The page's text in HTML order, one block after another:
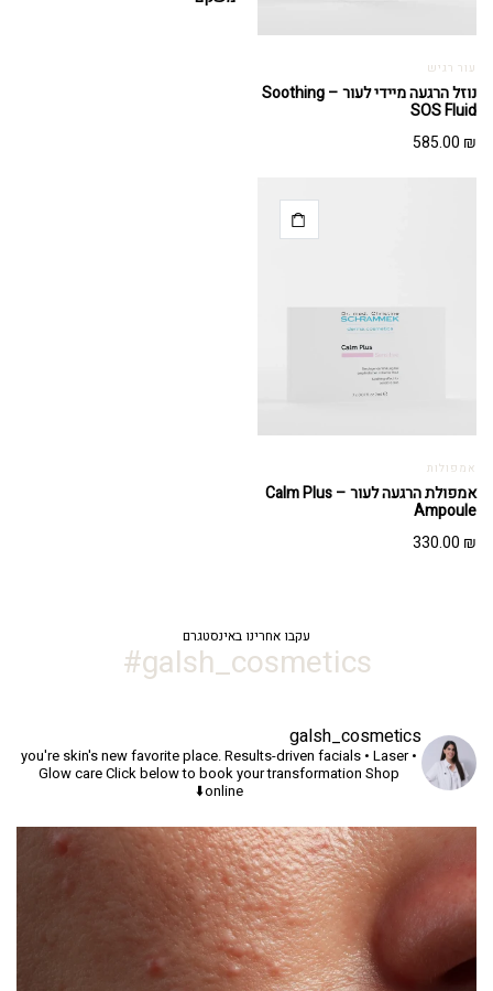
עור רגיש
נוזל הרגעה מיידי לעור – Soothing
SOS Fluid
585.00 ₪
אמפולות
אמפולת הרגעה לעור – Calm Plus
Ampoule
330.00 ₪
עקבו אחרינו באינסטגרם
galsh_cosmetics#
galsh_cosmetics
you're skin's new favorite place.Results-driven facials • Laser •
Glow careClick below to book your transformation Shop
online⬇️